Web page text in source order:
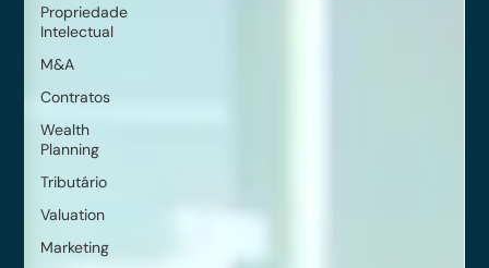
Propriedade
Intelectual
M&A
Contratos
Wealth
Planning
Tributário
Valuation
Marketing